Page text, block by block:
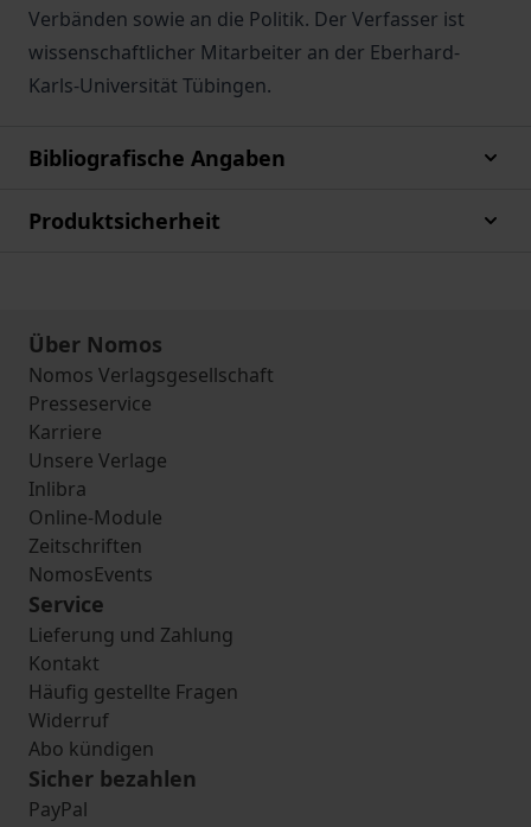
Verbänden sowie an die Politik. Der Verfasser ist
wissenschaftlicher Mitarbeiter an der Eberhard-
Karls-Universität Tübingen.
Bibliografische Angaben
Produktsicherheit
Über Nomos
Nomos Verlagsgesellschaft
Presseservice
Karriere
Unsere Verlage
Inlibra
Online-Module
Zeitschriften
NomosEvents
Service
Lieferung und Zahlung
Kontakt
Häufig gestellte Fragen
Widerruf
Abo kündigen
Sicher bezahlen
PayPal